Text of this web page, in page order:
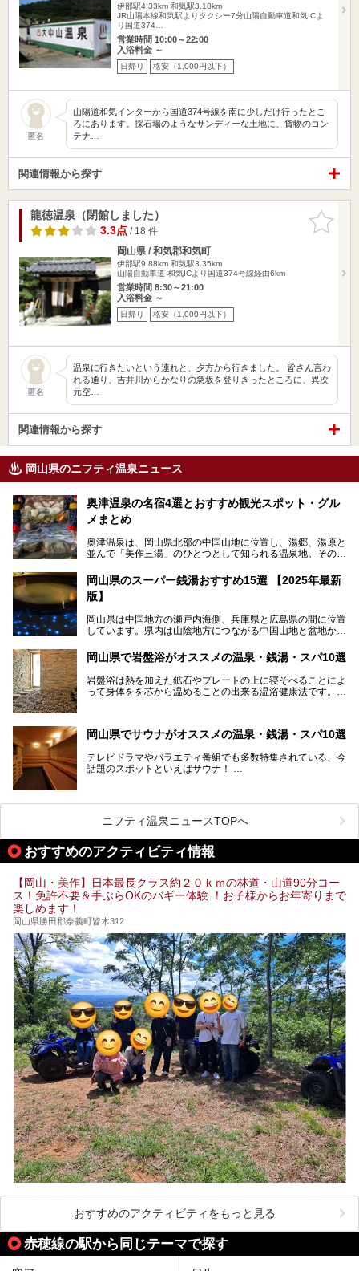
伊部駅4.33km 和気駅3.18km
JR山陽本線和気駅よりタクシー7分山陽自動車道和気ICよ
り国道374…
営業時間 10:00～22:00
入浴料金 ～
日帰り 格安（1,000円以下）
匿名
山陽道和気インターから国道374号線を南に少しだけ行ったとこ
ろにあります。採石場のようなサンディーな土地に、貨物のコン
テナ…
関連情報から探す
お気に入
りに追加
龍徳温泉（閉館しました）
3.3点/ 18 件
岡山県 / 和気郡和気町
伊部駅9.88km 和気駅3.35km
山陽自動車道 和気ICより国道374号線経由6km
営業時間 8:30～21:00
入浴料金 ～
日帰り 格安（1,000円以下）
匿名
温泉に行きたいという連れと、夕方から行きました。 皆さん言わ
れる通り、吉井川からかなりの急坂を登りきったところに、異次
元空…
関連情報から探す
岡山県のニフティ温泉ニュース
奥津温泉の名宿4選とおすすめ観光スポット・グル
メまとめ
奥津温泉は、岡山県北部の中国山地に位置し、湯郷、湯原と
並んで「美作三湯」のひとつとして知られる温泉地。その泉
す。
この記事では、奥津温泉で宿泊におすすめの宿、観光スポッ
を存分に味わい、癒しの旅を楽しんでくださいね。
岡山県のスーパー銭湯おすすめ15選 【2025年最新
版】
岡山県は中国地方の瀬戸内海側、兵庫県と広島県の間に位置
しています。県内は山陰地方につながる中国山地と盆地から
海に多数の島々が浮かぶ瀬戸内海に面した南部に分けられま
す。年間を通じて降水量が少ない「晴れの国」で、モモやブ
ドウなど果物の栽培が盛んなうえ、その品質の高さは全国的
にも有名です。
ます。ここでは、岡山県で評判のスーパー銭湯をご紹介しま
しょう。
岡山県で岩盤浴がオススメの温泉・銭湯・スパ10選
岩盤浴は熱を加えた鉱石やプレートの上に寝そべることによ
って身体をを芯から温めることの出来る温浴健康法です。じ
ススメ温泉・銭湯・スパ10ヶ所を紹介させていただきま
岡山県でサウナがオススメの温泉・銭湯・スパ10選
テレビドラマやバラエティ番組でも多数特集されている、今
話題のスポットといえばサウナ！
今回は、岡山県でサウナがおすすめの温泉や銭湯、スパを厳
選してご紹介！
血流が良くなるだけでなく美容効果やリラックス効果も期待
ニフティ温泉ニュースTOPへ
おすすめのアクティビティ情報
【岡山・美作】日本最長クラス約２０ｋｍの林道・山道90分コー
ス！免許不要＆手ぶらOKのバギー体験 ！お子様からお年寄りまで
楽しめます！
岡山県勝田郡奈義町皆木312
おすすめのアクティビティをもっと見る
赤穂線の駅から同じテーマで探す